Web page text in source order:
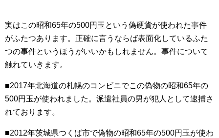
実はこの昭和65年の500円玉という偽硬貨が使われた事件
がふたつあります。正確に言うならば表面化しているふた
つの事件というほうがいいかもしれません。事件について
触れていきます。
■2017年北海道の札幌のコンビニでこの偽物の昭和65年の
500円玉が使われました。派遣社員の男が犯人として逮捕さ
れております。
■2012年茨城県つくば市で偽物の昭和65年の500円玉が使わ